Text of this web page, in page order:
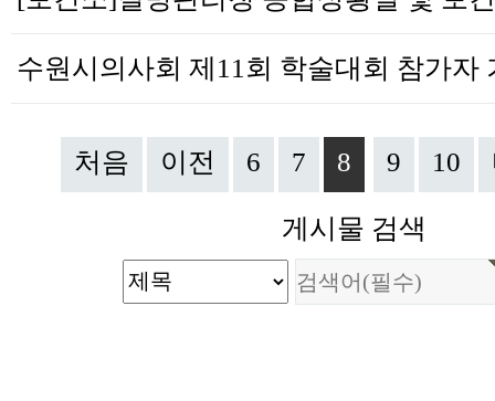
처음 이전 6 7 8 9 10
게시물 검색